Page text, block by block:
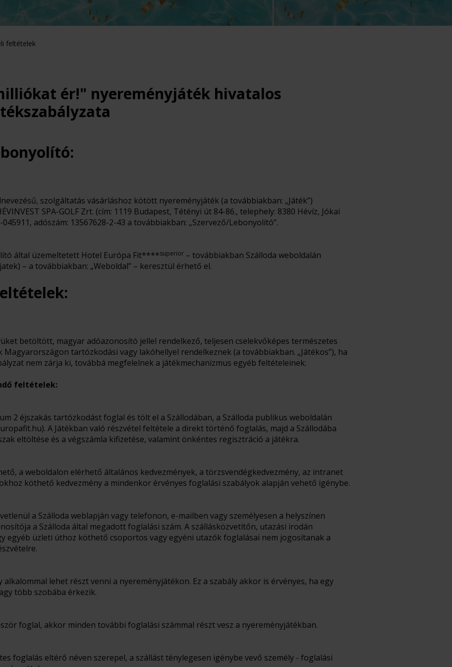
feltételek
ér!" nyereményjáték hivatalos
szolgáltatás vásárláshoz kötött nyereményjáték (a továbbiakban: „Játék”)
SPA-GOLF Zrt. (cím: 1119 Budapest, Tétényi út 84-86., telephely: 8380 Hévíz, Jókai
adószám: 13567628-2-43 a továbbiakban: „Szervező/Lebonyolító”.
által üzemeltetett Hotel Európa Fit****superior – továbbiakban Szálloda weboldalán
– a továbbiakban: „Weboldal” – keresztül érhető el.
betöltött, magyar adóazonosító jellel rendelkező, teljesen cselekvőképes természetes
Magyarországon tartózkodási vagy lakóhellyel rendelkeznek (a továbbiakban. „Játékos”), ha
nem zárja ki, továbbá megfelelnek a játékmechanizmus egyéb feltételeinek:
feltételek:
2 éjszakás tartózkodást foglal és tölt el a Szállodában, a Szálloda publikus weboldalán
A Játékban való részvétel feltétele a direkt történő foglalás, majd a Szállodába
eltöltése és a végszámla kifizetése, valamint önkéntes regisztráció a játékra.
a weboldalon elérhető általános kedvezmények, a törzsvendégkedvezmény, az intranet
köthető kedvezmény a mindenkor érvényes foglalási szabályok alapján vehető igénybe.
a Szálloda weblapján vagy telefonon, e-mailben vagy személyesen a helyszínen
a Szálloda által megadott foglalási szám. A szállásközvetítőn, utazási irodán
egyéb üzleti úthoz köthető csoportos vagy egyéni utazók foglalásai nem jogosítanak a
alkalommal lehet részt venni a nyereményjátékon. Ez a szabály akkor is érvényes, ha egy
több szobába érkezik.
foglal, akkor minden további foglalási számmal részt vesz a nyereményjátékban.
foglalás eltérő néven szerepel, a szállást ténylegesen igénybe vevő személy - foglalási